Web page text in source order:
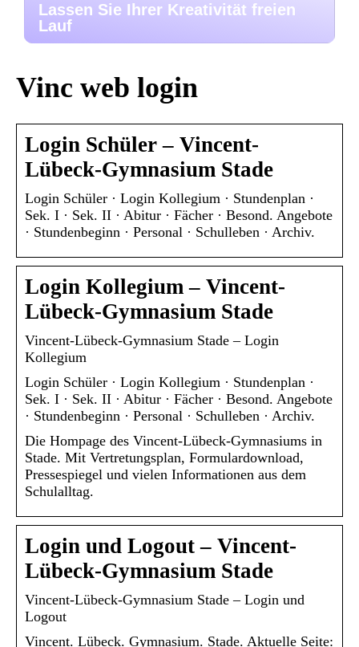
Lassen Sie Ihrer Kreativität freien
Lauf
Vinc web login
Login Schüler – Vincent-
Lübeck-Gymnasium Stade
Login Schüler · Login Kollegium · Stundenplan ·
Sek. I · Sek. II · Abitur · Fächer · Besond. Angebote
· Stundenbeginn · Personal · Schulleben · Archiv.
Login Kollegium – Vincent-
Lübeck-Gymnasium Stade
Vincent-Lübeck-Gymnasium Stade – Login
Kollegium
Login Schüler · Login Kollegium · Stundenplan ·
Sek. I · Sek. II · Abitur · Fächer · Besond. Angebote
· Stundenbeginn · Personal · Schulleben · Archiv.
Die Hompage des Vincent-Lübeck-Gymnasiums in
Stade. Mit Vertretungsplan, Formulardownload,
Pressespiegel und vielen Informationen aus dem
Schulalltag.
Login und Logout – Vincent-
Lübeck-Gymnasium Stade
Vincent-Lübeck-Gymnasium Stade – Login und
Logout
Vincent. Lübeck. Gymnasium. Stade. Aktuelle Seite: